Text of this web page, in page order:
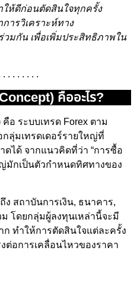
ให้ดีก่อนตัดสินใจทุกครั้ง
ารวิเคราะห์ทาง
วมกัน เพื่อเพิ่มประสิทธิภาพใน
. . . . . . . .
คืออะไร?
คือ ระบบเทรด Forex ตาม
ลุ่มเทรดเดอร์รายใหญ่ที่
ได้ จากแนวคิดที่ว่า “การซื้อ
มักเป็นตัวกำหนดทิศทางของ
ง สถาบันการเงิน, ธนาคาร,
โดยกลุ่มผู้ลงทุนเหล่านี้จะมี
ทำให้การตัดสินใจแต่ละครั้ง
ต่อการเคลื่อนไหวของราคา